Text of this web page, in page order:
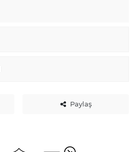
Paylaş